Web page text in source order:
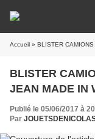
Accueil » BLISTER CAMIONS
BLISTER
JEAN MADE IN
Publié le 05/06/2017 à
Par